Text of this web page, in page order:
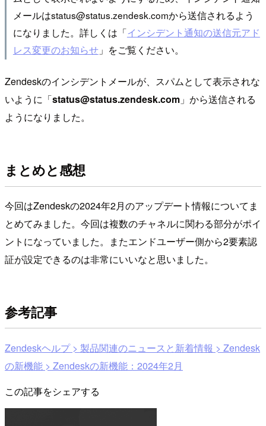
メールはstatus@status.zendesk.comから送信されるよう
になりました。詳しくは「インシデント通知の送信元アド
レス変更のお知らせ」をご覧ください。
Zendeskのインシデントメールが、スパムとして表示されな
いように「status@status.zendesk.com 」から送信される
ようになりました。
まとめと感想
今回はZendeskの2024年2月のアップデート情報についてま
とめてみました。今回は複数のチャネルに関わる部分がポイ
ントになっていました。またエンドユーザー側から2要素認
証が設定できるのは非常にいいなと思いました。
参考記事
Zendeskヘルプ > 製品関連のニュースと新着情報 > Zendesk
の新機能 > Zendeskの新機能：2024年2月
この記事をシェアする